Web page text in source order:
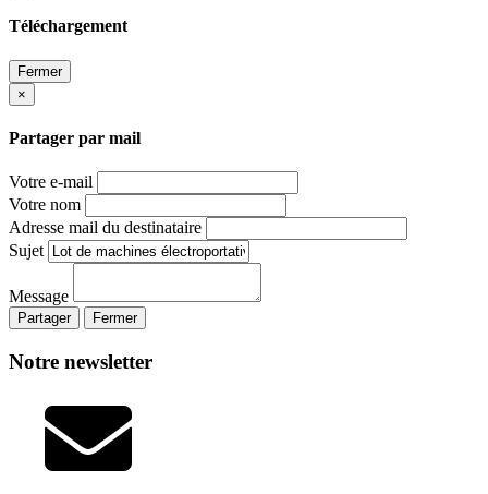
Téléchargement
Fermer
×
Partager par mail
Votre e-mail
Votre nom
Adresse mail du destinataire
Sujet
Message
Partager Fermer
Notre newsletter